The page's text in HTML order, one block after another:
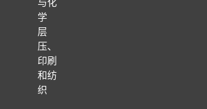
与化
学
层
压、
印刷
和纺
织